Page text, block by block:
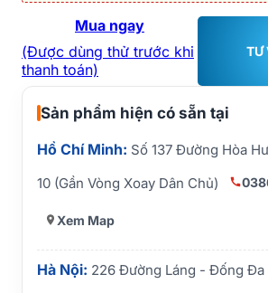
Mua ngay
(Được dùng thử trước khi
thanh toán)
TƯ
Sản phẩm hiện có sẵn tại
Hồ Chí Minh: Số 137 Đường Hòa
10 (Gần Vòng Xoay Dân Chủ)
Xem Map
Hà Nội: 226 Đường Láng - Đống Đa